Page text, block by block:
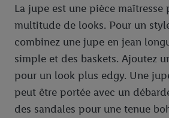
La jupe est une pièce maîtresse
multitude de looks. Pour un
combinez une jupe en jean
simple et des baskets. Ajoutez
pour un look plus edgy. Une
peut être portée avec un
des sandales pour une tenue